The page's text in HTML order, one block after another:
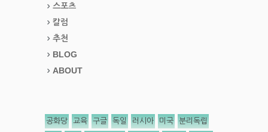
스포츠
칼럼
추천
BLOG
ABOUT
공화당 교육 구글 독일 러시아 미국 분리독립